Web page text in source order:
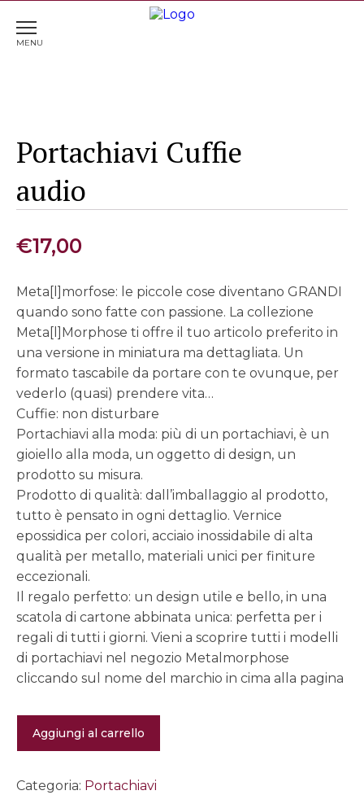
Home > Portachiavi Cuffie audio
Portachiavi Cuffie
audio
€17,00
Meta[l]morfose: le piccole cose diventano GRANDI
quando sono fatte con passione. La collezione
Meta[l]Morphose ti offre il tuo articolo preferito in
una versione in miniatura ma dettagliata. Un
formato tascabile da portare con te ovunque, per
vederlo (quasi) prendere vita…
Cuffie: non disturbare
Portachiavi alla moda: più di un portachiavi, è un
gioiello alla moda, un oggetto di design, un
prodotto su misura.
Prodotto di qualità: dall’imballaggio al prodotto,
tutto è pensato in ogni dettaglio. Vernice
epossidica per colori, acciaio inossidabile di alta
qualità per metallo, materiali unici per finiture
eccezionali.
Il regalo perfetto: un design utile e bello, in una
scatola di cartone abbinata unica: perfetta per i
regali di tutti i giorni. Vieni a scoprire tutti i modelli
di portachiavi nel negozio Metalmorphose
cliccando sul nome del marchio in cima alla pagina
Cuffie
audio
Aggiungi al carrello
Categoria: Portachiavi